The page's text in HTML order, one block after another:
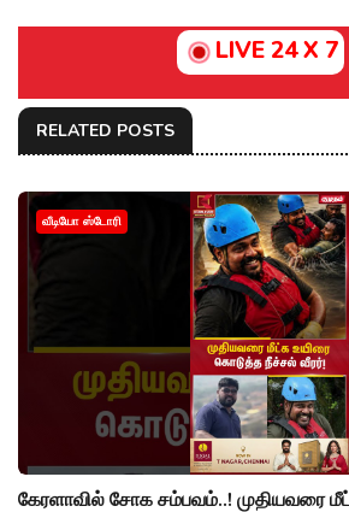
LIVE 24 X 7
RELATED POSTS
வீடியோ ஸ்டோரி
கேரளாவில் சோக சம்பவம்..! முதியவரை